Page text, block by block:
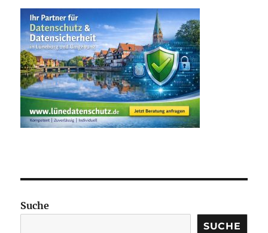
Suche
SUCHE